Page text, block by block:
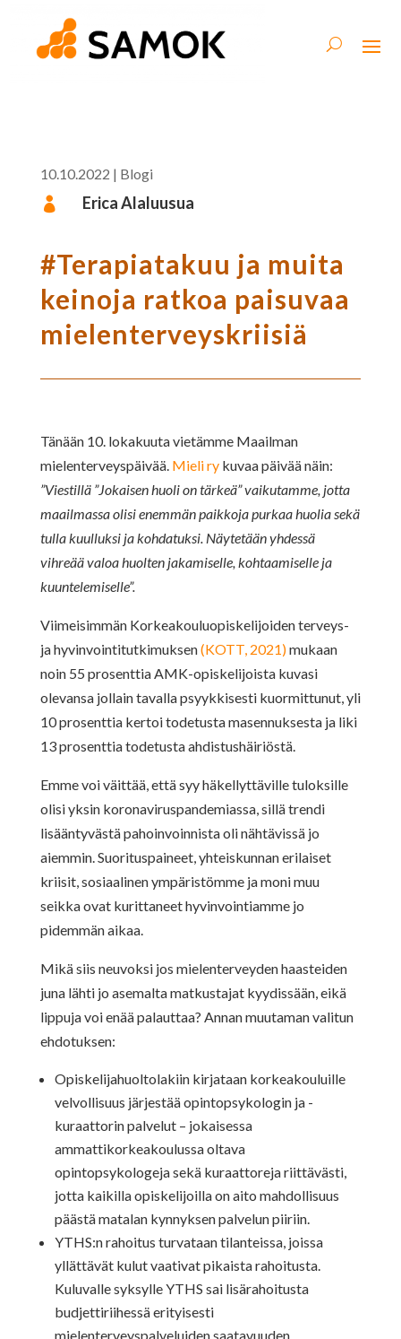
10.10.2022 | Blogi
 Erica Alaluusua
#Terapiatakuu ja muita
keinoja ratkoa paisuvaa
mielenterveyskriisiä
Tänään 10. lokakuuta vietämme Maailman
mielenterveyspäivää. Mieli rykuvaa päivää näin:
”Viestillä ”Jokaisen huoli on tärkeä” vaikutamme, jotta
maailmassa olisi enemmän paikkoja purkaa huolia sekä
tulla kuulluksi ja kohdatuksi. Näytetään yhdessä
vihreää valoa huolten jakamiselle, kohtaamiselle ja
kuuntelemiselle”.
Viimeisimmän Korkeakouluopiskelijoiden terveys-
ja hyvinvointitutkimuksen(KOTT, 2021)mukaan
noin 55 prosenttia AMK-opiskelijoista kuvasi
olevansa jollain tavalla psyykkisesti kuormittunut, yli
10 prosenttia kertoi todetusta masennuksesta ja liki
13 prosenttia todetusta ahdistushäiriöstä.
Emme voi väittää, että syy häkellyttäville tuloksille
olisi yksin koronaviruspandemiassa, sillä trendi
lisääntyvästä pahoinvoinnista oli nähtävissä jo
aiemmin. Suorituspaineet, yhteiskunnan erilaiset
kriisit, sosiaalinen ympäristömme ja moni muu
seikka ovat kurittaneet hyvinvointiamme jo
pidemmän aikaa.
Mikä siis neuvoksi jos mielenterveyden haasteiden
juna lähti jo asemalta matkustajat kyydissään, eikä
lippuja voi enää palauttaa? Annan muutaman valitun
ehdotuksen:
Opiskelijahuoltolakiin kirjataan korkeakouluille
velvollisuus järjestää opintopsykologin ja -
kuraattorin palvelut – jokaisessa
ammattikorkeakoulussa oltava
opintopsykologeja sekä kuraattoreja riittävästi,
jotta kaikilla opiskelijoilla on aito mahdollisuus
päästä matalan kynnyksen palvelun piiriin.
YTHS:n rahoitus turvataan tilanteissa, joissa
yllättävät kulut vaativat pikaista rahoitusta.
Kuluvalle syksylle YTHS sai lisärahoitusta
budjettiriihessä erityisesti
mielenterveyspalveluiden saatavuuden